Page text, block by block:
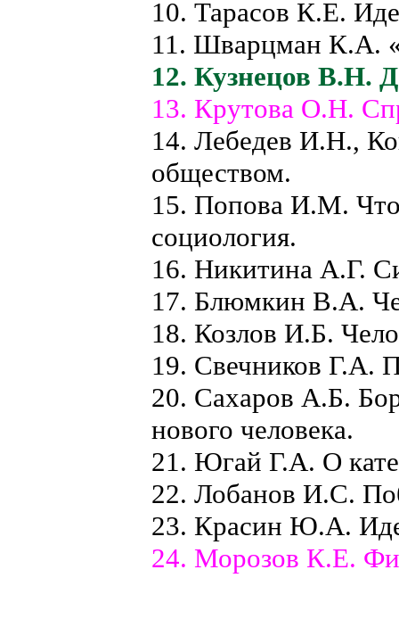
10. Тарасов К.Е.
11. Шварцман К.А.
12. Кузнецов В.Н.
13. Крутова О.Н.
14. Лебедев И.Н.,
обществом.
15. Попова И.М. Что
социология.
16. Никитина А.Г.
17. Блюмкин В.А.
18. Козлов И.Б.
19. Свечников Г.А.
20. Сахаров А.Б.
нового человека.
21. Югай Г.А. О
22. Лобанов И.С.
23. Красин Ю.А.
24. Морозов К.Е.